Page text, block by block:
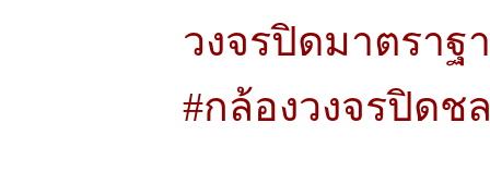
วงจรปิดมาตราฐ
#กล้องวงจรปิดช